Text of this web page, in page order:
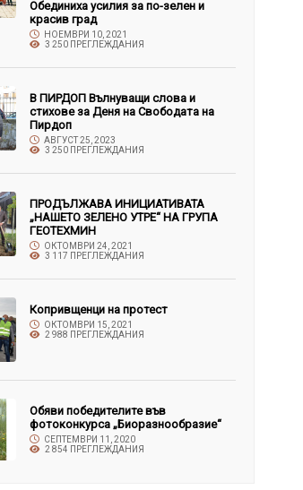
Обединиха усилия за по-зелен и
красив град
НОЕМВРИ 10, 2021
3 250 ПРЕГЛЕЖДАНИЯ
В ПИРДОП Вълнуващи слова и
стихове за Деня на Свободата на
Пирдоп
АВГУСТ 25, 2023
3 250 ПРЕГЛЕЖДАНИЯ
ПРОДЪЛЖАВА ИНИЦИАТИВАТА
„НАШЕТО ЗЕЛЕНО УТРЕ“ НА ГРУПА
ГЕОТЕХМИН
ОКТОМВРИ 24, 2021
3 117 ПРЕГЛЕЖДАНИЯ
Копривщенци на протест
ОКТОМВРИ 15, 2021
2 988 ПРЕГЛЕЖДАНИЯ
Обяви победителите във
фотоконкурса „Биоразнообразие“
СЕПТЕМВРИ 11, 2020
2 854 ПРЕГЛЕЖДАНИЯ